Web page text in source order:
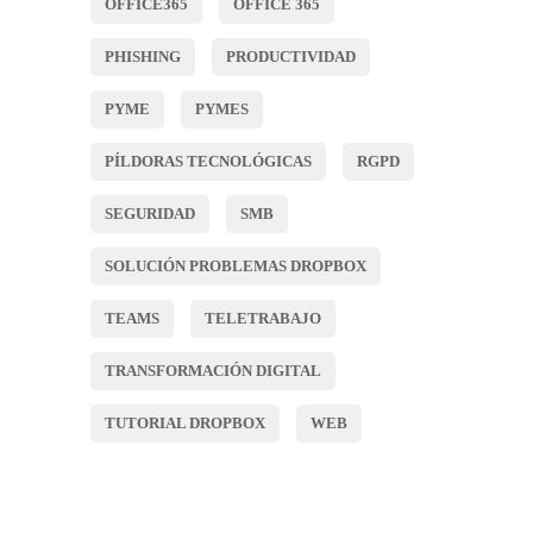
OFFICE365 OFFICE 365
PHISHING PRODUCTIVIDAD
PYME PYMES
PÍLDORAS TECNOLÓGICAS RGPD
SEGURIDAD SMB
SOLUCIÓN PROBLEMAS DROPBOX
TEAMS TELETRABAJO
TRANSFORMACIÓN DIGITAL
TUTORIAL DROPBOX WEB